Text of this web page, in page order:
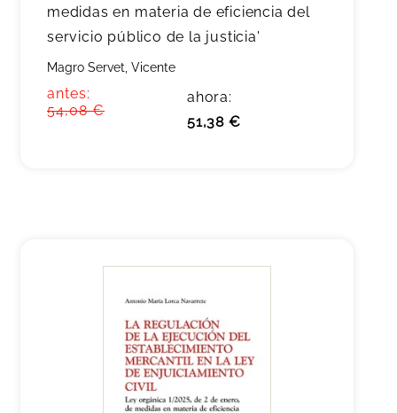
medidas en materia de eficiencia del
servicio público de la justicia'
Magro Servet, Vicente
antes:
54,08 €
ahora:
51,38 €